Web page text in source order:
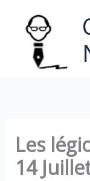
contenu
Les
14